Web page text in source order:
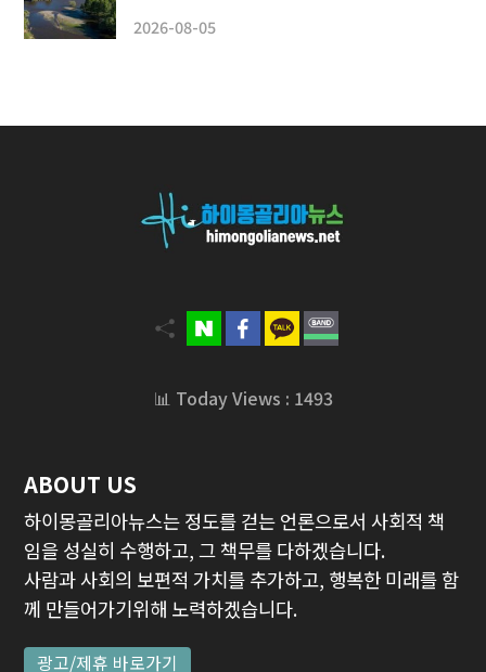
2026-08-05
📊 Today Views : 1493
ABOUT US
하이몽골리아뉴스는 정도를 걷는 언론으로서 사회적 책
임을 성실히 수행하고, 그 책무를 다하겠습니다.
사람과 사회의 보편적 가치를 추가하고, 행복한 미래를 함
께 만들어가기위해 노력하겠습니다.
광고/제휴 바로가기